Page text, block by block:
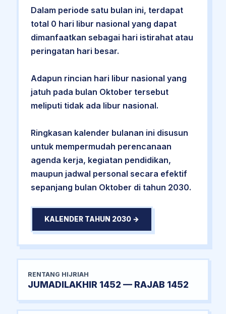
Dalam periode satu bulan ini, terdapat
total 0 hari libur nasional yang dapat
dimanfaatkan sebagai hari istirahat atau
peringatan hari besar.
Adapun rincian hari libur nasional yang
jatuh pada bulan Oktober tersebut
meliputi tidak ada libur nasional.
Ringkasan kalender bulanan ini disusun
untuk mempermudah perencanaan
agenda kerja, kegiatan pendidikan,
maupun jadwal personal secara efektif
sepanjang bulan Oktober di tahun 2030.
KALENDER TAHUN 2030 →
RENTANG HIJRIAH
JUMADILAKHIR 1452 — RAJAB 1452